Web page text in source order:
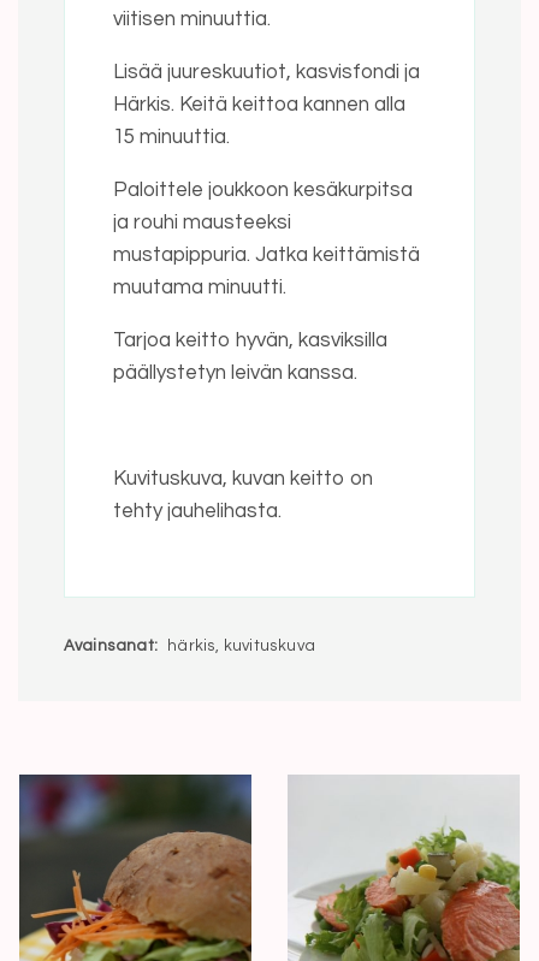
viitisen minuuttia.
Lisää juureskuutiot, kasvisfondi ja
Härkis. Keitä keittoa kannen alla
15 minuuttia.
Paloittele joukkoon kesäkurpitsa
ja rouhi mausteeksi
mustapippuria. Jatka keittämistä
muutama minuutti.
Tarjoa keitto hyvän, kasviksilla
päällystetyn leivän kanssa.
Kuvituskuva, kuvan keitto on
tehty jauhelihasta.
Avainsanat: härkis, kuvituskuva